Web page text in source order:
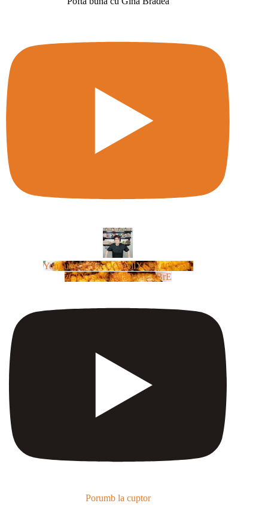
YouTube Video UCm5llXSLY4CyCX-
zC8XosTw_huaQwN_rBrE
Porumb la cuptor